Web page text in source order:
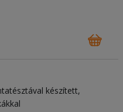
készített,